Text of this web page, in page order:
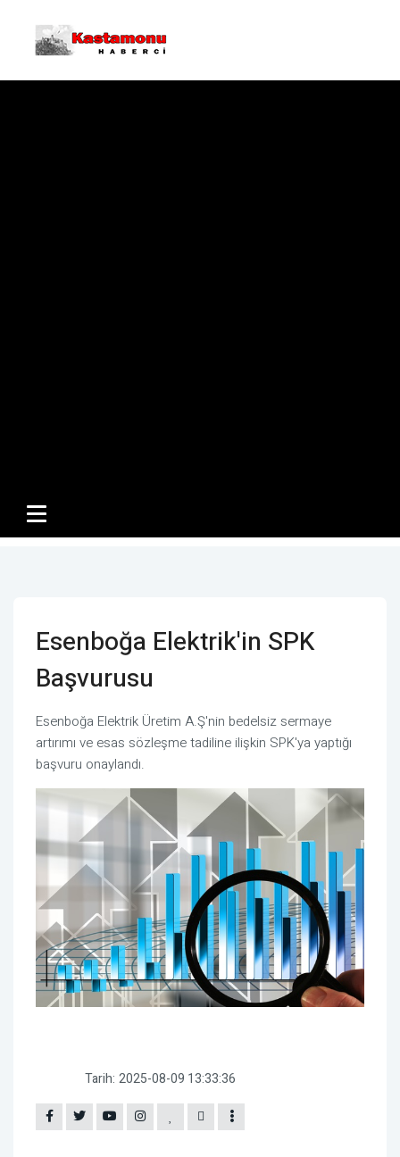
Esenboğa Elektrik'in SPK
Başvurusu
Esenboğa Elektrik Üretim A.Ş'nin bedelsiz sermaye
artırımı ve esas sözleşme tadiline ilişkin SPK'ya yaptığı
başvuru onaylandı.
Tarih: 2025-08-09 13:33:36